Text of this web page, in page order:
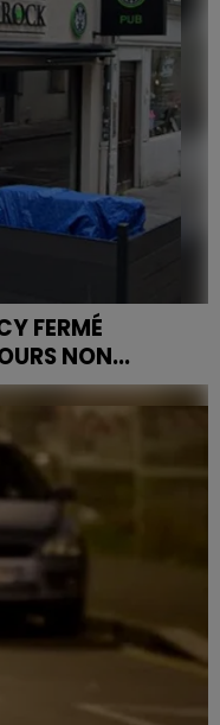
FERMÉ
NON...
de
à prononcer la
du Shamrock